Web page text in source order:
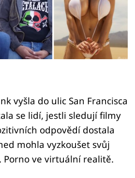
vyšla do ulic San Francisca
se lidí, jestli sledují filmy
odpovědí dostala
mohla vyzkoušet svůj
ve virtuální realitě.